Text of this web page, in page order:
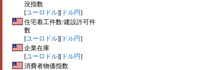
況指数
[ユーロドル][ ドル円]
住宅着工件数/建設許可件
数
[ユーロドル][ ドル円]
企業在庫
[ユーロドル][ ドル円]
消費者物価指数